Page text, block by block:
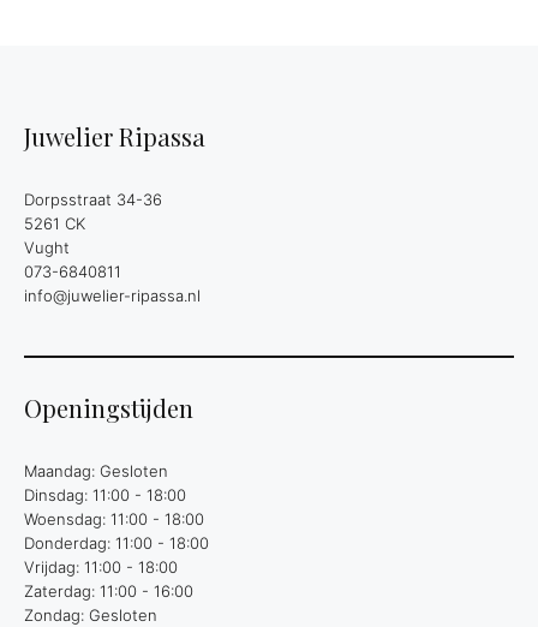
Juwelier Ripassa
Dorpsstraat 34-36
5261 CK
Vught
073-6840811
info@juwelier-ripassa.nl
Openingstijden
Maandag: Gesloten
Dinsdag: 11:00 - 18:00
Woensdag: 11:00 - 18:00
Donderdag: 11:00 - 18:00
Vrijdag: 11:00 - 18:00
Zaterdag: 11:00 - 16:00
Zondag: Gesloten